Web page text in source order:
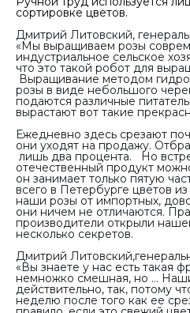
сортировке цветов.
Дмитрий Литовский,
«Мы выращиваем розы
индустриальное сельское
что это такой робот для
Выращивание методом
розы в виде небольшого
подаются различные
вырастают вот такие
Ежедневно здесь срезают
они уходят на продажу.
лишь два процента. Но
отечественный продукт
он занимает только пятую
всего в Петербурге цветов
наши розы от импортных,
они ничем не отличаются.
производители открыли
несколько секретов.
Дмитрий
«Вы знаете у нас есть такая
немножко смешная, но …
действительно, так, потому
неделю после того как ее